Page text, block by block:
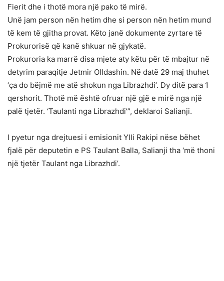
Fierit dhe i thotë mora një pako të mirë.
Unë jam person nën hetim dhe si person nën hetim mund
të kem të gjitha provat. Këto janë dokumente zyrtare të
Prokurorisë që kanë shkuar në gjykatë.
Prokuroria ka marrë disa mjete aty këtu për të mbajtur në
detyrim paraqitje Jetmir Olldashin. Në datë 29 maj thuhet
‘ça do bëjmë me atë shokun nga Librazhdi’. Dy ditë para 1
qershorit. Thotë më është ofruar një gjë e mirë nga një
palë tjetër. ‘Taulanti nga Librazhdi’”, deklaroi Salianji.
I pyetur nga drejtuesi i emisionit Ylli Rakipi nëse bëhet
fjalë për deputetin e PS Taulant Balla, Salianji tha ‘më thoni
një tjetër Taulant nga Librazhdi’.